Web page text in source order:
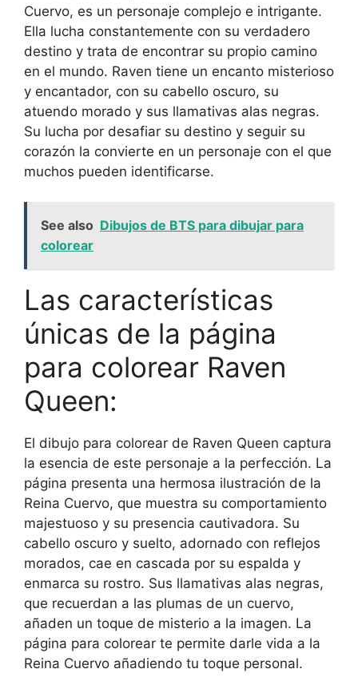
Cuervo, es un personaje complejo e intrigante.
Ella lucha constantemente con su verdadero
destino y trata de encontrar su propio camino
en el mundo. Raven tiene un encanto misterioso
y encantador, con su cabello oscuro, su
atuendo morado y sus llamativas alas negras.
Su lucha por desafiar su destino y seguir su
corazón la convierte en un personaje con el que
muchos pueden identificarse.
See also Dibujos de BTS para dibujar para
colorear
Las características
únicas de la página
para colorear Raven
Queen:
El dibujo para colorear de Raven Queen captura
la esencia de este personaje a la perfección. La
página presenta una hermosa ilustración de la
Reina Cuervo, que muestra su comportamiento
majestuoso y su presencia cautivadora. Su
cabello oscuro y suelto, adornado con reflejos
morados, cae en cascada por su espalda y
enmarca su rostro. Sus llamativas alas negras,
que recuerdan a las plumas de un cuervo,
añaden un toque de misterio a la imagen. La
página para colorear te permite darle vida a la
Reina Cuervo añadiendo tu toque personal.